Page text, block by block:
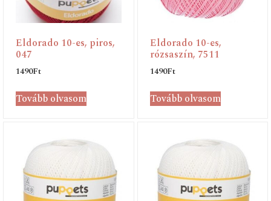
Eldorado 10-es, piros,
047
1490Ft
Tovább olvasom
Eldorado 10-es,
rózsaszín, 7511
1490Ft
Tovább olvasom